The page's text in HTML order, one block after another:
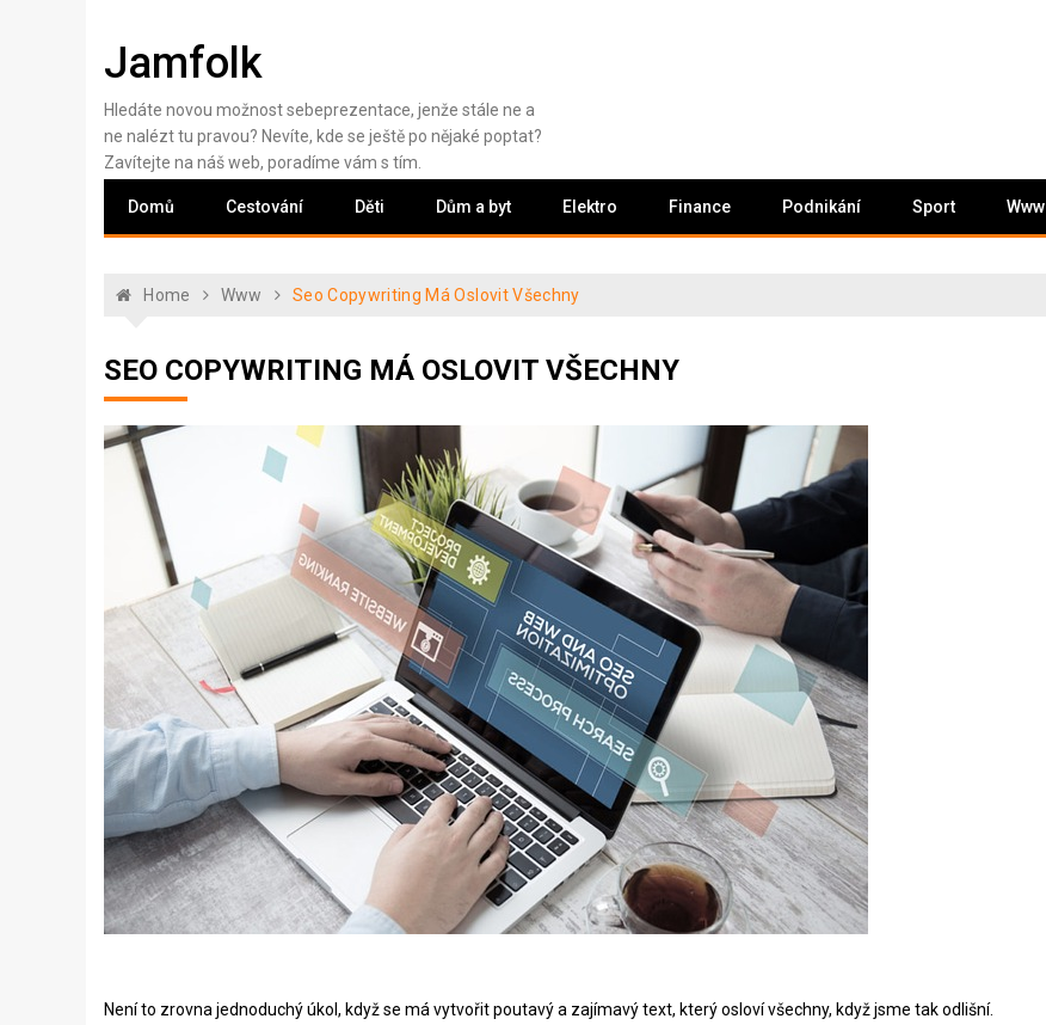
content
Jamfolk
Hledáte novou možnost sebeprezentace, jenže stále ne a
ne nalézt tu pravou? Nevíte, kde se ještě po nějaké poptat?
Zavítejte na náš web, poradíme vám s tím.
Domů Cestování Děti Dům a byt Elektro Finance Podnikání Sport Www
Home Www Seo Copywriting Má Oslovit Všechny
SEO COPYWRITING MÁ OSLOVIT VŠECHNY
Není to zrovna jednoduchý úkol, když se má vytvořit poutavý a zajímavý text, který osloví všechny, když jsme tak odlišní.